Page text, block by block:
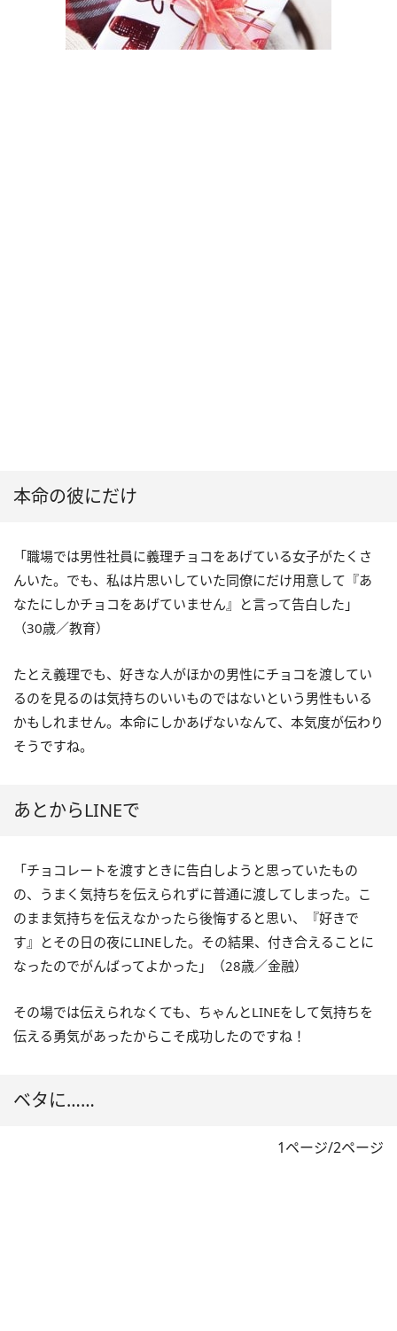
本命の彼にだけ
「職場では男性社員に義理チョコをあげている女子がたくさ
んいた。でも、私は片思いしていた同僚にだけ用意して『あ
なたにしかチョコをあげていません』と言って告白した」
（30歳／教育）
たとえ義理でも、好きな人がほかの男性にチョコを渡してい
るのを見るのは気持ちのいいものではないという男性もいる
かもしれません。本命にしかあげないなんて、本気度が伝わり
そうですね。
あとからLINEで
「チョコレートを渡すときに告白しようと思っていたもの
の、うまく気持ちを伝えられずに普通に渡してしまった。こ
のまま気持ちを伝えなかったら後悔すると思い、『好きで
す』とその日の夜にLINEした。その結果、付き合えることに
なったのでがんばってよかった」（28歳／金融）
その場では伝えられなくても、ちゃんとLINEをして気持ちを
伝える勇気があったからこそ成功したのですね！
ベタに……
1ページ/2ページ